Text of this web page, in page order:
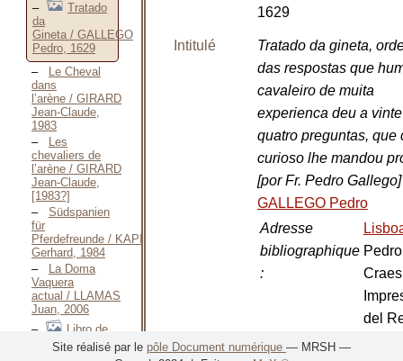
Tratado
da
Gineta / GALLEGO
Pedro, 1629
Le Cheval
dans
l’arène / GIRARD
Jean-Claude,
1983
Les
chevaliers de
l’arène / GIRARD
Jean-Claude,
[1983?]
Südspanien
für
Pferdefreunde / KAPITZKE
Gerhard, 1984
La Doma
Vaquera
actual / LLAMAS
Juan, 2006
Libro de
enfrenamientos
de la
1629
Intitulé
Tratado da gineta,
das respostas que
cavaleiro de muita
experienca deu a
quatro preguntas, que
curioso lhe mandou
[por Fr. Pedro
GALLEGO Pedro
Adresse
bibliographique
:
Pedro
del
Site réalisé par le pôle Document numérique — MRSH —